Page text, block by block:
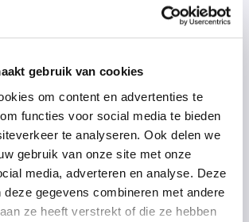
gebruik van cookies
om content en advertenties te
functies voor social media te bieden
te analyseren. Ook delen we
gebruik van onze site met onze
media, adverteren en analyse. Deze
deze gegevens combineren met andere
ze heeft verstrekt of die ze hebben
en betrokkenheid kunnen groeien.
zich door maatwerk. Wil je weten wat ik
Plan dan een gratis kennismaking met mij